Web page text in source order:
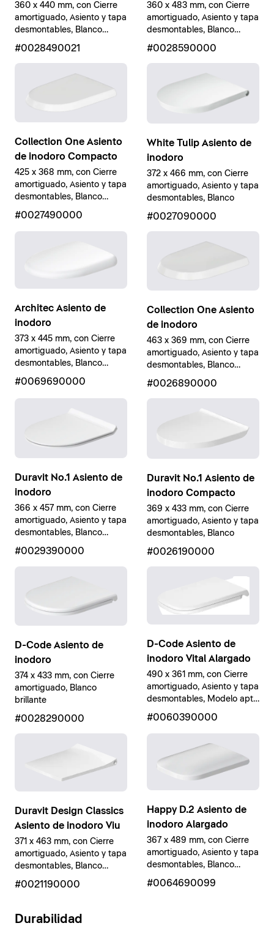
360 x 440 mm, con Cierre
amortiguado, Asiento y tapa
desmontables, Blanco
brillante
#0028490021
360 x 483 mm, con Cierre
amortiguado, Asiento y tapa
desmontables, Blanco
brillante
#0028590000
Collection One Asiento
de inodoro Compacto
425 x 368 mm, con Cierre
amortiguado, Asiento y tapa
desmontables, Blanco
brillante
#0027490000
White Tulip Asiento de
inodoro
372 x 466 mm, con Cierre
amortiguado, Asiento y tapa
desmontables, Blanco
#0027090000
Architec Asiento de
inodoro
373 x 445 mm, con Cierre
amortiguado, Asiento y tapa
desmontables, Blanco
brillante
#0069690000
Collection One Asiento
de inodoro
463 x 369 mm, con Cierre
amortiguado, Asiento y tapa
desmontables, Blanco
#0026890000
Duravit No.1 Asiento de
inodoro
366 x 457 mm, con Cierre
amortiguado, Asiento y tapa
desmontables, Blanco
brillante
#0029390000
Duravit No.1 Asiento de
inodoro Compacto
369 x 433 mm, con Cierre
amortiguado, Asiento y tapa
desmontables, Blanco
#0026190000
D-Code Asiento de
inodoro
374 x 433 mm, con Cierre
amortiguado, Blanco
brillante
#0028290000
D-Code Asiento de
inodoro Vital Alargado
490 x 361 mm, con Cierre
amortiguado, Asiento y tapa
desmontables, Modelo apto
brillante
#0060390000
Duravit Design Classics
Asiento de inodoro Viu
371 x 463 mm, con Cierre
amortiguado, Asiento y tapa
desmontables, Blanco
brillante
#0021190000
Happy D.2 Asiento de
inodoro Alargado
367 x 489 mm, con Cierre
amortiguado, Asiento y tapa
desmontables, Blanco
brillante
#0064690099
Durabilidad